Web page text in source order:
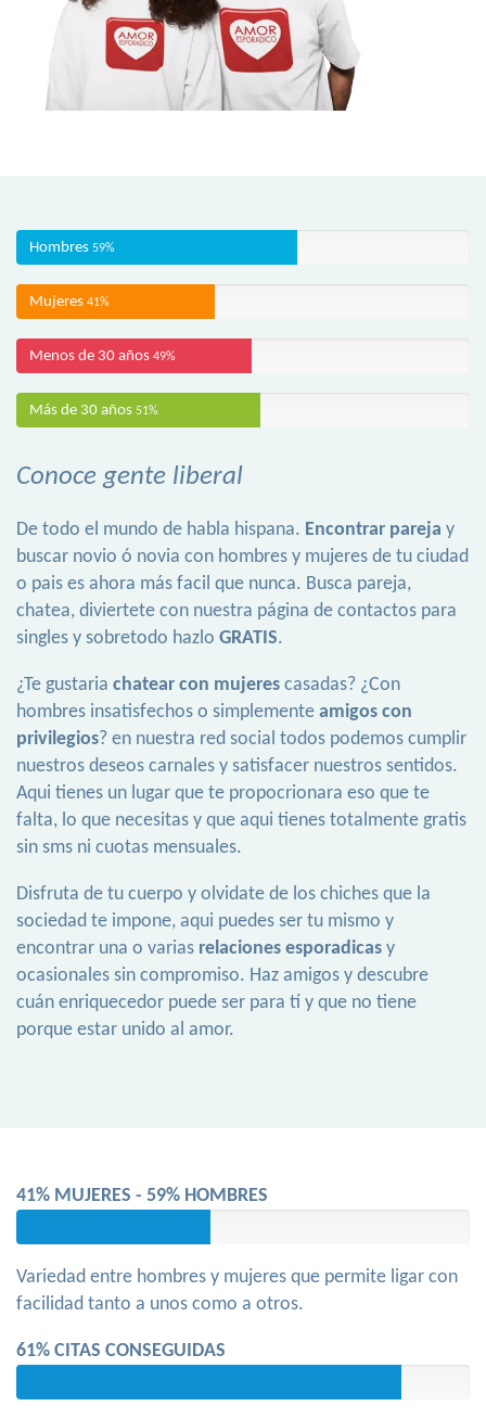
Hombres 59%
Mujeres 41%
Menos de 30 años 49%
Más de 30 años 51%
Conoce gente liberal
De todo el mundo de habla hispana. Encontrar pareja y
buscar novio ó novia con hombres y mujeres de tu ciudad
o pais es ahora más facil que nunca. Busca pareja,
chatea, diviertete con nuestra página de contactos para
singles y sobretodo hazlo GRATIS.
¿Te gustaria chatear con mujeres casadas? ¿Con
hombres insatisfechos o simplemente amigos con
privilegios? en nuestra red social todos podemos cumplir
nuestros deseos carnales y satisfacer nuestros sentidos.
Aqui tienes un lugar que te propocrionara eso que te
falta, lo que necesitas y que aqui tienes totalmente gratis
sin sms ni cuotas mensuales.
Disfruta de tu cuerpo y olvidate de los chiches que la
sociedad te impone, aqui puedes ser tu mismo y
encontrar una o varias relaciones esporadicas y
ocasionales sin compromiso. Haz amigos y descubre
cuán enriquecedor puede ser para tí y que no tiene
porque estar unido al amor.
41% MUJERES - 59% HOMBRES
Variedad entre hombres y mujeres que permite ligar con
facilidad tanto a unos como a otros.
61% CITAS CONSEGUIDAS